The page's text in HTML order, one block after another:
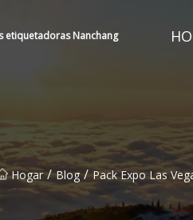
etiquetadoras Nanchang
Hogar / Blog / Pack Expo Las